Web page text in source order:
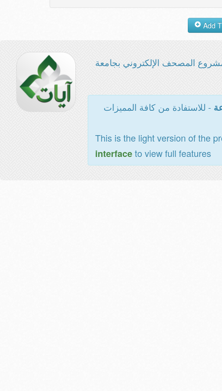
المصحف الإلكتروني بجامعة
- للاستفادة من كافة المميزات
This is the light version of the
interfaceto view full features